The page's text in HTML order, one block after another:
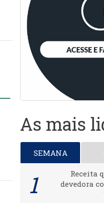
As mais
SEMANA
Receita
devedora